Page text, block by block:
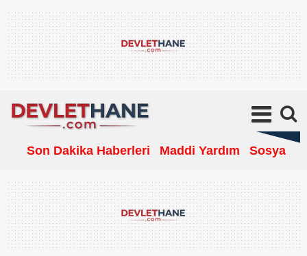
Son Dakika Haberleri Maddi Yardım Sosyal